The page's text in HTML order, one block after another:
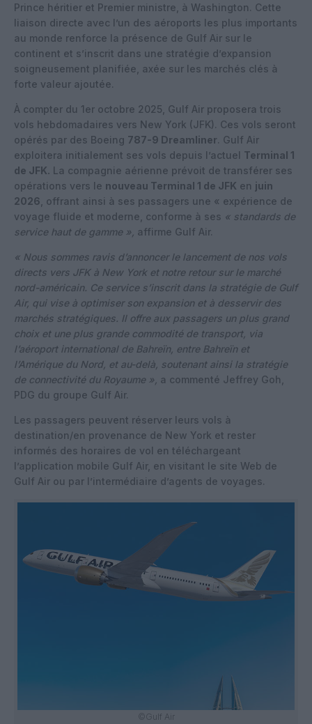
Prince héritier et Premier ministre, à Washington. Cette
liaison directe avec l’un des aéroports les plus importants
au monde renforce la présence de Gulf Air sur le
continent et s’inscrit dans une stratégie d’expansion
soigneusement planifiée, axée sur les marchés clés à
forte valeur ajoutée.
À compter du 1er octobre 2025, Gulf Air proposera trois
vols hebdomadaires vers New York (JFK). Ces vols seront
opérés par des Boeing 787-9 Dreamliner. Gulf Air
exploitera initialement ses vols depuis l’actuel Terminal 1
de JFK. La compagnie aérienne prévoit de transférer ses
opérations vers le nouveau Terminal 1 de JFK en juin
2026 , offrant ainsi à ses passagers une « expérience de
voyage fluide et moderne, conforme à ses « standards de
service haut de gamme », affirme Gulf Air.
« Nous sommes ravis d’annoncer le lancement de nos vols
directs vers JFK à New York et notre retour sur le marché
nord-américain. Ce service s’inscrit dans la stratégie de Gulf
Air, qui vise à optimiser son expansion et à desservir des
marchés stratégiques. Il offre aux passagers un plus grand
choix et une plus grande commodité de transport, via
l’aéroport international de Bahreïn, entre Bahreïn et
l’Amérique du Nord, et au-delà, soutenant ainsi la stratégie
de connectivité du Royaume », a commenté Jeffrey Goh,
PDG du groupe Gulf Air.
Les passagers peuvent réserver leurs vols à
destination/en provenance de New York et rester
informés des horaires de vol en téléchargeant
l’application mobile Gulf Air, en visitant le site Web de
Gulf Air ou par l’intermédiaire d’agents de voyages.
©Gulf Air